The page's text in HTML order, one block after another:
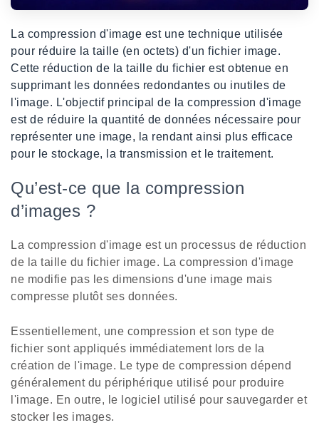
La compression d'image est une technique utilisée
pour réduire la taille (en octets) d'un fichier image.
Cette réduction de la taille du fichier est obtenue en
supprimant les données redondantes ou inutiles de
l'image. L'objectif principal de la compression d'image
est de réduire la quantité de données nécessaire pour
représenter une image, la rendant ainsi plus efficace
pour le stockage, la transmission et le traitement.
Qu’est-ce que la compression
d’images ?
La compression d'image est un processus de réduction
de la taille du fichier image. La compression d'image
ne modifie pas les dimensions d'une image mais
compresse plutôt ses données.
Essentiellement, une compression et son type de
fichier sont appliqués immédiatement lors de la
création de l'image. Le type de compression dépend
généralement du périphérique utilisé pour produire
l'image. En outre, le logiciel utilisé pour sauvegarder et
stocker les images.